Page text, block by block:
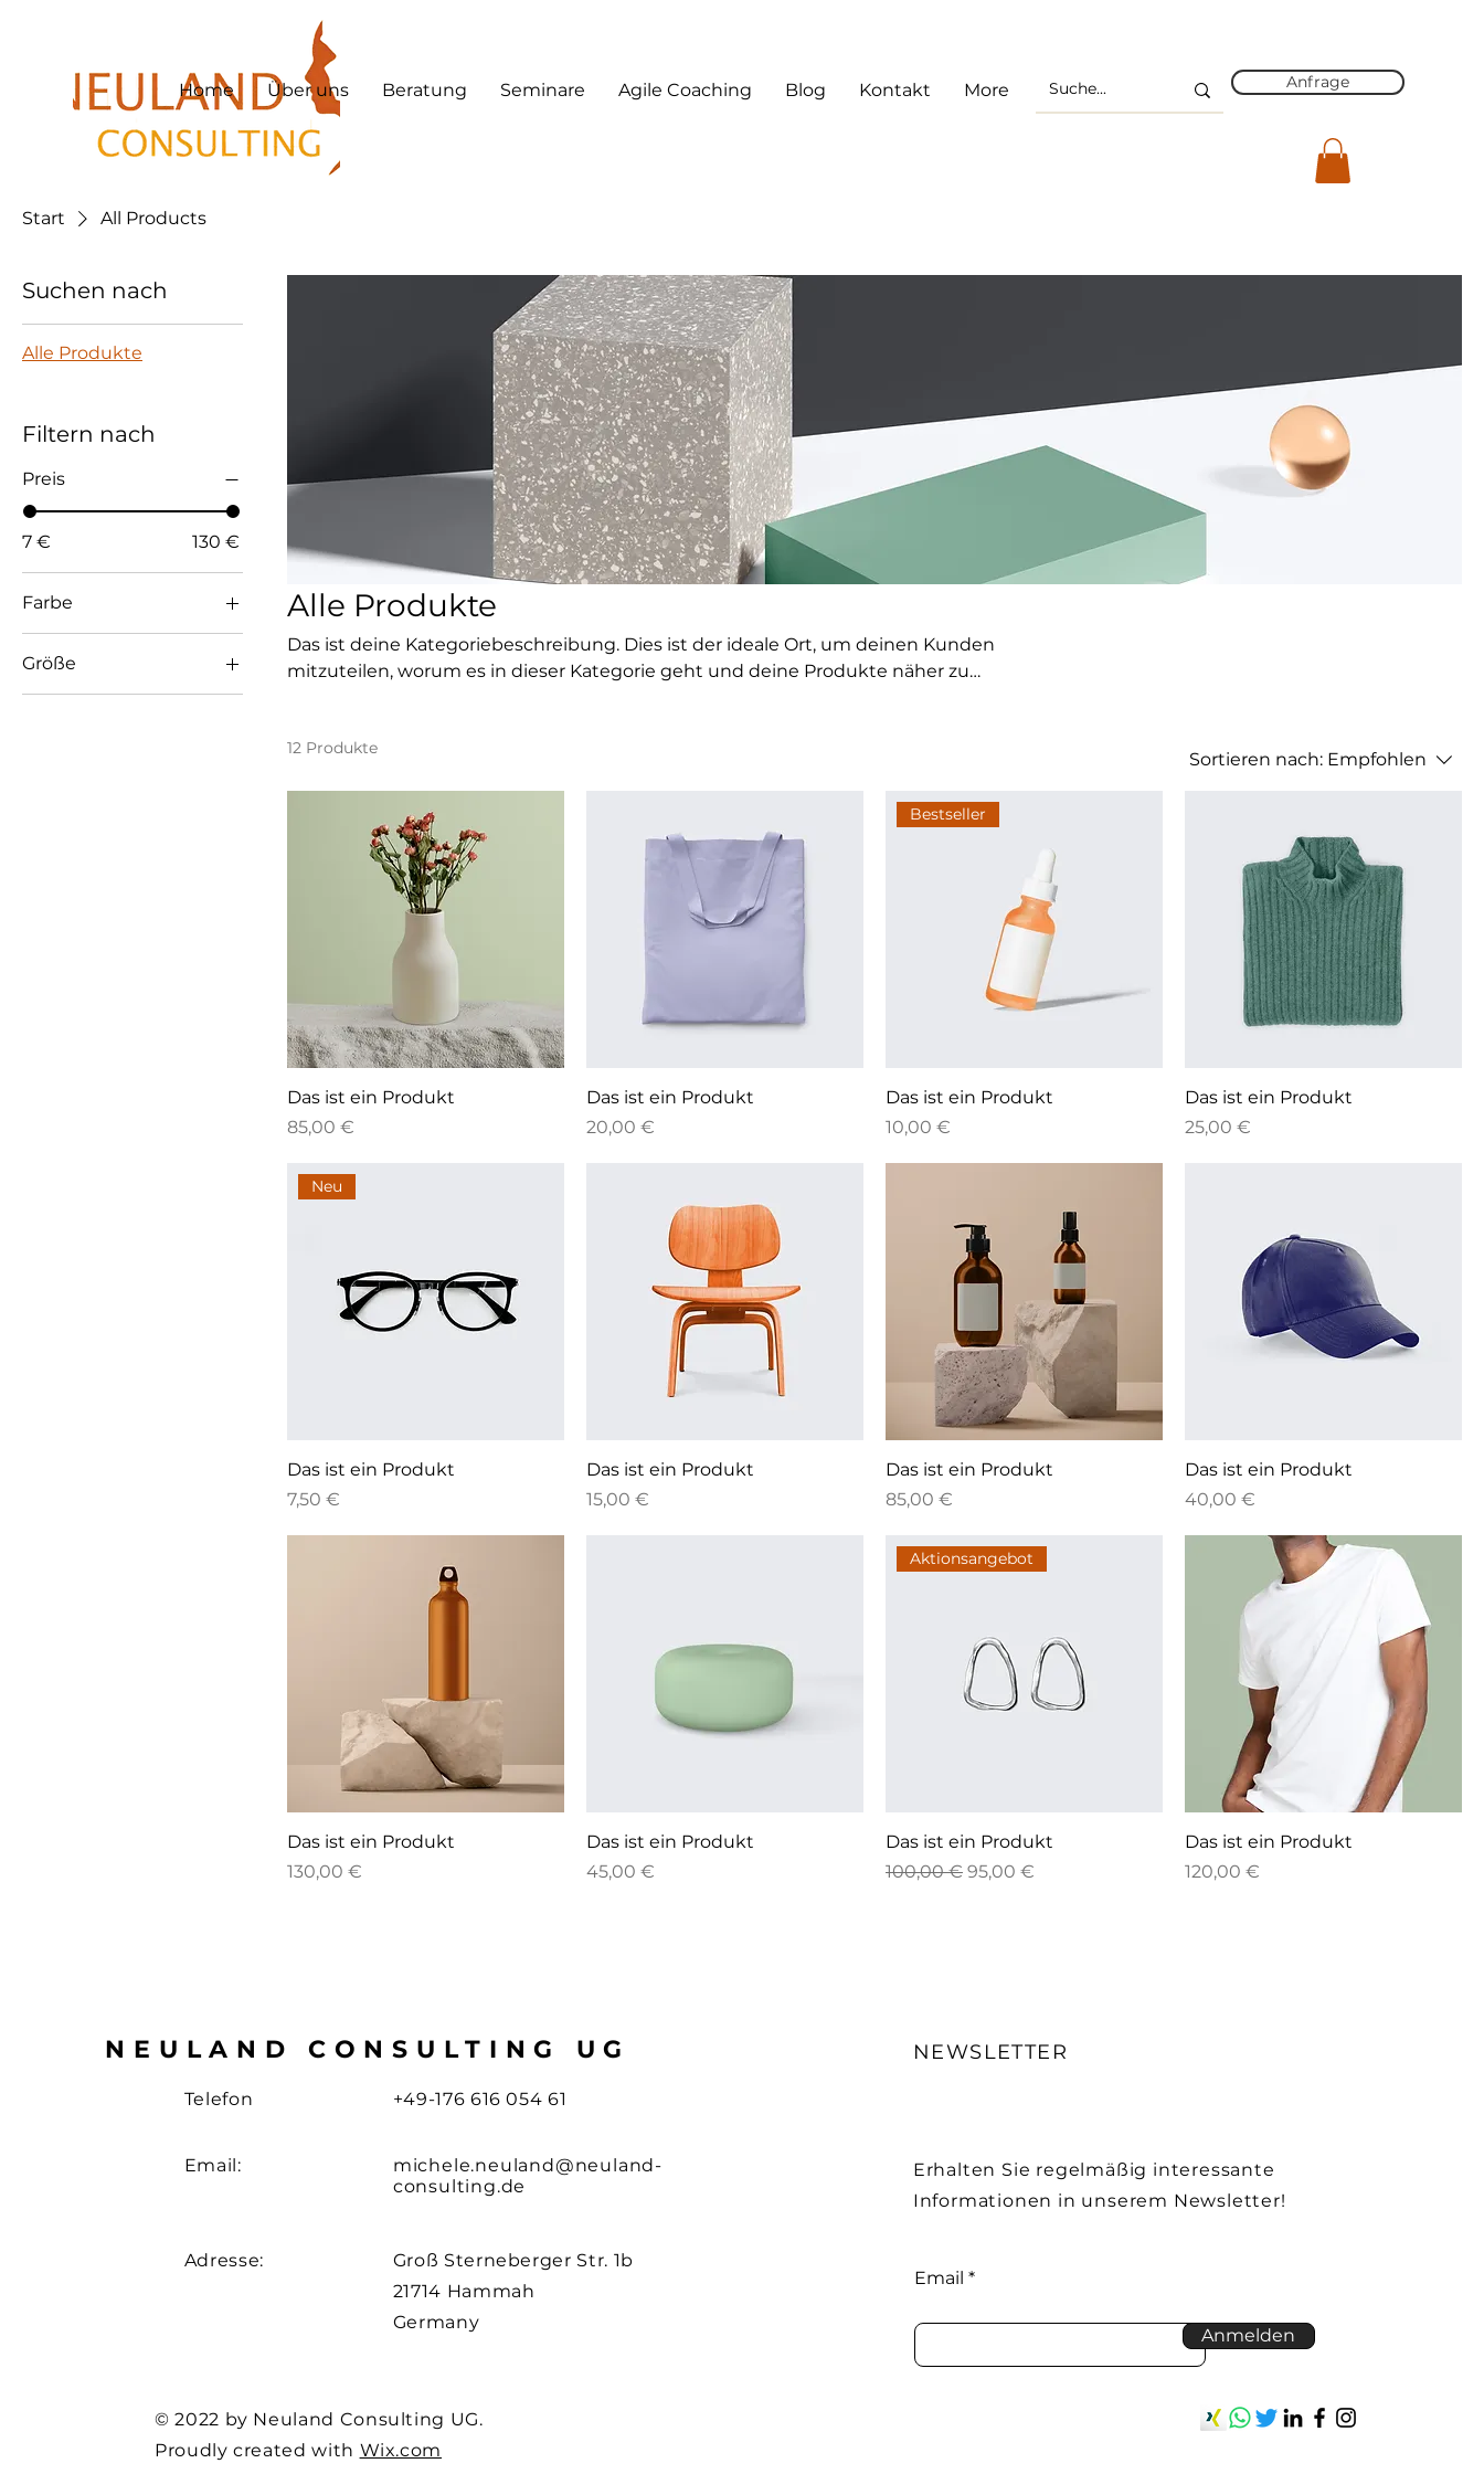
Home Über uns Beratung Seminare Agile Coaching Blog Kontakt More Anfrage
Start All Products
Suchen nach
Alle Produkte
Filtern nach
Preis
7 € 130 €
Farbe
Größe
250 ml
Alle Produkte
Das ist deine Kategoriebeschreibung. Dies ist der ideale Ort, um deinen Kunden
mitzuteilen, worum es in dieser Kategorie geht und deine Produkte näher zu
12 Produkte
Sortieren nach: Empfohlen
Das ist ein Produkt
Preis
85,00 €
Das ist ein Produkt
Preis
20,00 €
Bestseller
Das ist ein Produkt
Preis
10,00 €
Das ist ein Produkt
Preis
25,00 €
Neu
Das ist ein Produkt
Preis
7,50 €
Das ist ein Produkt
Preis
15,00 €
Das ist ein Produkt
Preis
85,00 €
Das ist ein Produkt
Preis
40,00 €
Das ist ein Produkt
Preis
130,00 €
Das ist ein Produkt
Preis
45,00 €
Aktionsangebot
Das ist ein Produkt
Standardpreis
100,00 € Sale-Preis
95,00 €
Das ist ein Produkt
Preis
120,00 €
NEULAND CONSULTING UG
Telefon +49-176 616 054 61
Email: michele.neuland@neuland-
consulting.de
Adresse:
Groß Sterneberger Str. 1b
21714 Hammah
Germany
NEWSLETTER
Erhalten Sie regelmäßig interessante
Informationen in unserem Newsletter!
Email
Anmelden
© 2022 by Neuland Consulting UG.
Proudly created with Wix.com